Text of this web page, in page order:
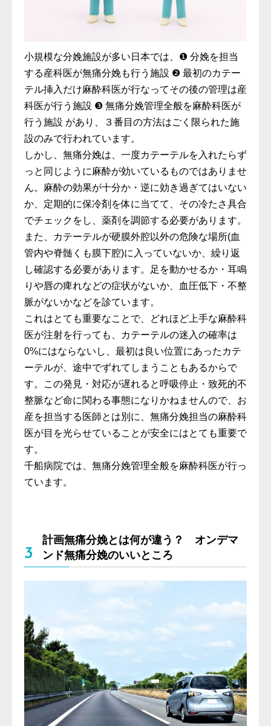
小規模な分娩施設が多い日本では、❶ 分娩を担当
する産科医が無痛分娩も行う施設 ❷ 最初のカテー
テル挿入だけ麻酔科医が行なってその後の管理は産
科医が行う施設 ❸ 無痛分娩管理全般を麻酔科医が
行う施設 があり、３番目の方法はごく限られた施
設のみで行われています。
しかし、無痛分娩は、一度カテーテルを入れたらず
っと同じように麻酔が効いているものではありませ
ん。麻酔の効果が十分か・逆に効き過ぎてはいない
か、定期的に保冷剤を体に当てて、その冷たさ具合
でチェックをし、薬剤を調節する必要があります。
また、カテーテルが硬膜外腔以外の危険な場所(血
管内や脊髄くも膜下腔)に入っていないか、繰り返
し確認する必要があります。足を動かせるか・耳鳴
りや唇の痺れなどの症状がないか、血圧低下・不整
脈がないかなどを診ています。
これはとても重要なことで、どれほど上手な麻酔科
医が注射を行っても、カテーテルの迷入の確率は
0%にはならないし、最初は良い位置にあったカテ
ーテルが、途中でずれてしまうこともあるからで
す。この発見・対応が遅れると呼吸停止・致死的不
整脈など命に関わる事態になりかねませんので、お
産を担当する医師とは別に、無痛分娩担当の麻酔科
医が目を光らせていることが安全にはとても重要で
す。
千船病院では、無痛分娩管理全般を麻酔科医が行っ
ています。
3
計画無痛分娩とは何が違う？ オンデマ
ンド無痛分娩のいいところ